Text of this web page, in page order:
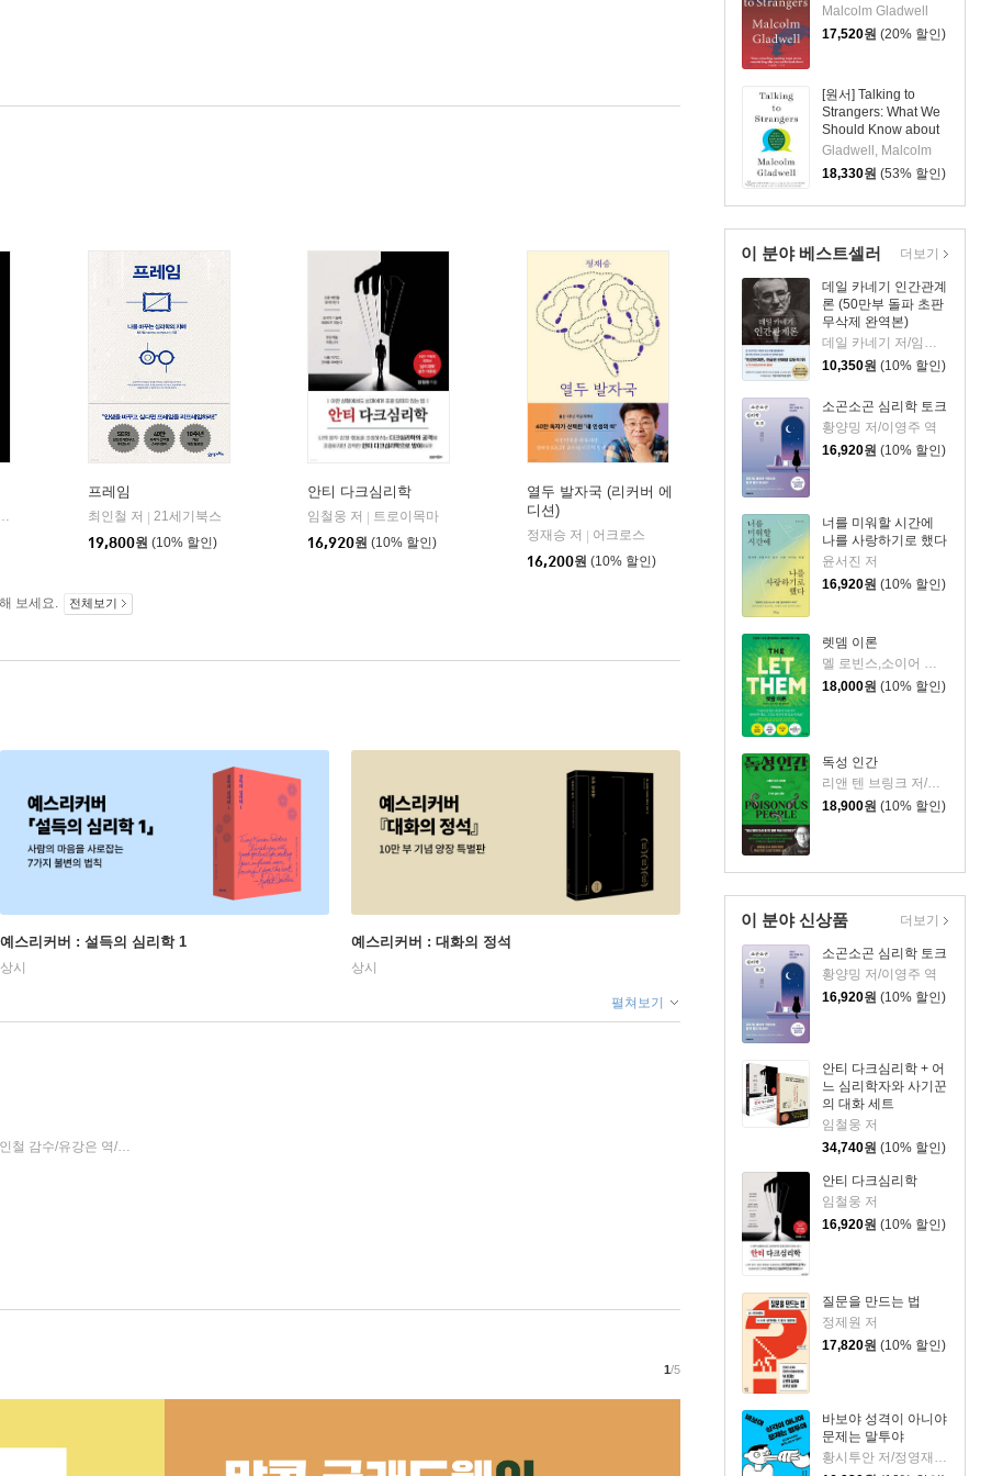
Malcolm Gladwell
17,520원 (20% 할인)
[원서] Talking to
Strangers: What We
Should Know about
the People We Don't
Know
Gladwell, Malcolm
18,330원 (53% 할인)
이 분야 베스트셀러
데일 카네기 인간관계
론 (50만부 돌파 초판
무삭제 완역본)
데일 카네기 저/임상훈 역
10,350원 (10% 할인)
소곤소곤 심리학 토크
황양밍 저/이영주 역
16,920원 (10% 할인)
너를 미워할 시간에
나를 사랑하기로 했다
윤서진 저
16,920원 (10% 할인)
렛뎀 이론
멜 로빈스,소이어 로빈스 저/윤효원 역
18,000원 (10% 할인)
독성 인간
18,900원 (10% 할인)
더보기
이 분야 신상품
소곤소곤 심리학 토크
황양밍 저/이영주 역
16,920원 (10% 할인)
안티 다크심리학 + 어
느 심리학자와 사기꾼
의 대화 세트
임철웅 저
34,740원 (10% 할인)
안티 다크심리학
임철웅 저
16,920원 (10% 할인)
질문을 만드는 법
정제원 저
17,820원 (10% 할인)
바보야 성격이 아니야
문제는 말투야
황시투안 저/정영재 역
더보기
드 프로젝트 저
프레임
최인철 저
21세기북스
19,800원 (10% 할인)
안티 다크심리학
임철웅 저
트로이목마
16,920원 (10% 할인)
열두 발자국 (리커버 에
디션)
정재승 저
어크로스
16,200원 (10% 할인)
보세요. 전체보기
예스리커버 : 설득의 심리학 1
상시
예스리커버 : 대화의 정석
상시
펼쳐보기
말콤 글래드웰 저/노정태 역/최인철 감수/유강은 역/김경일 감수
1/5